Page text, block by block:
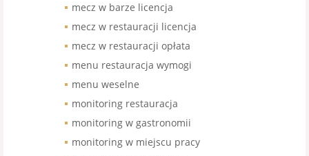
mecz w barze licencja
mecz w restauracji licencja
mecz w restauracji opłata
menu restauracja wymogi
menu weselne
monitoring restauracja
monitoring w gastronomii
monitoring w miejscu pracy